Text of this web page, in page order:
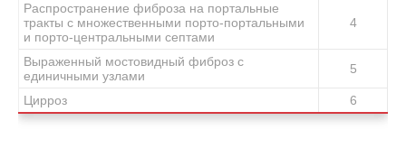
Распространение фиброза на портальные
тракты с множественными порто-портальными
и порто-центральными септами
4
Выраженный мостовидный фиброз с
единичными узлами
5
Цирроз 6